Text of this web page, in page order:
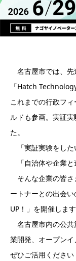
名古屋市では、先
「Hatch
これまでの行政フ
ルドも参画。実証
た。
「実証実験をした
「自治体や企業と
そんな企業の皆さ
ートナーとの出会
UP！」を開催します
名古屋市内の公共
業開発、オープンイ
ぜひご活用ください